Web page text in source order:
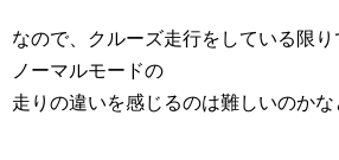
なので、クルーズ走行をしている限
ノーマルモードの
走りの違いを感じるのは難しいのかな